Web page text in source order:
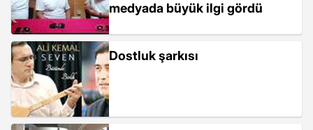
medyada büyük ilgi gördü
Dostluk şarkısı